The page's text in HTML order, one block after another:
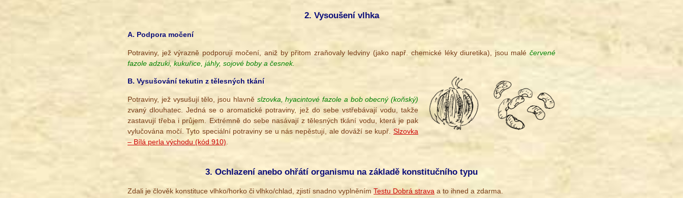
2. Vysoušení vlhka
A. Podpora močení
Potraviny, jež výrazně podporují močení, aniž by přitom zraňovaly ledviny (jako např. chemické léky diuretika), jsou malé červené
fazole adzuki, kukuřice, jáhly, sojové boby a česnek.
B. Vysušování tekutin z tělesných tkání
Potraviny, jež vysušují tělo, jsou hlavněslzovka, hyacintové fazole a bob obecný (koňský)
zvaný dlouhatec. Jedná se o aromatické potraviny, jež do sebe vstřebávají vodu, takže
zastavují třeba i průjem. Extrémně do sebe nasávají z tělesných tkání vodu, která je pak
vylučována močí. Tyto speciální potraviny se u nás nepěstují, ale dováží se kupř. Slzovka
– Bílá perla východu (kód 910)
3. Ochlazení anebo ohřátí organismu na základě konstitučního typu
Zdali je člověk konstituce vlhko/horko či vlhko/chlad, zjistí snadno vyplněním Testu Dobrá strava a to ihned a zdarma.